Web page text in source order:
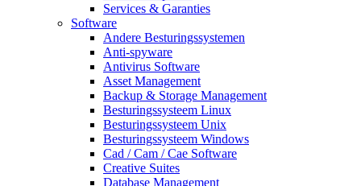
Services & Garanties
Software
Andere Besturingssystemen
Anti-spyware
Antivirus Software
Asset Management
Backup & Storage Management
Besturingssysteem Linux
Besturingssysteem Unix
Besturingssysteem Windows
Cad / Cam / Cae Software
Creative Suites
Database Management